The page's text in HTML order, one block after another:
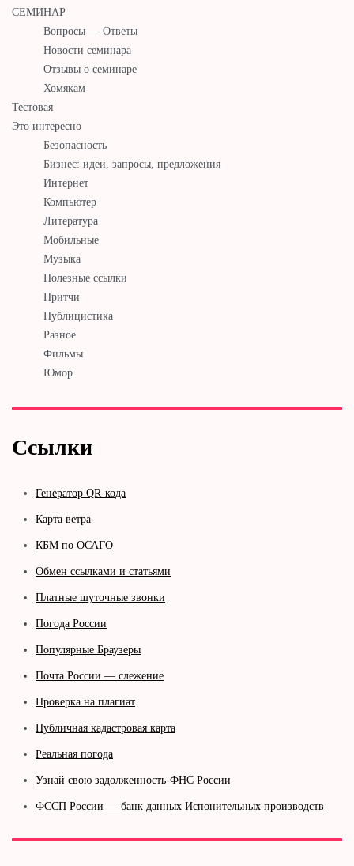
СЕМИНАР
Вопросы — Ответы
Новости семинара
Отзывы о семинаре
Хомякам
Тестовая
Это интересно
Безопасность
Бизнес: идеи, запросы, предложения
Интернет
Компьютер
Литература
Мобильные
Музыка
Полезные ссылки
Притчи
Публицистика
Разное
Фильмы
Юмор
Ссылки
Генератор QR-кода
Карта ветра
КБМ по ОСАГО
Обмен ссылками и статьями
Платные шуточные звонки
Погода России
Популярные Браузеры
Почта России — слежение
Проверка на плагиат
Публичная кадастровая карта
Реальная погода
Узнай свою задолженность-ФНС России
ФССП России — банк данных Испонительных производств